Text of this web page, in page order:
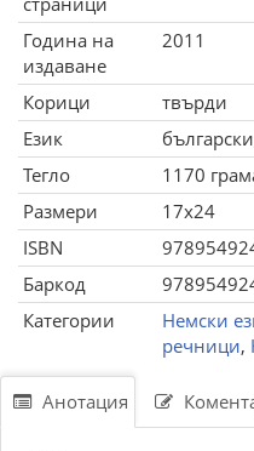
Година на
издаване
2011
Корици
твърди
Език
Тегло
1170
Размери
17x24
ISBN
Баркод
Категории
Немски
речници,
Анотация